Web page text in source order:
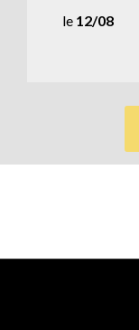
le 12/08